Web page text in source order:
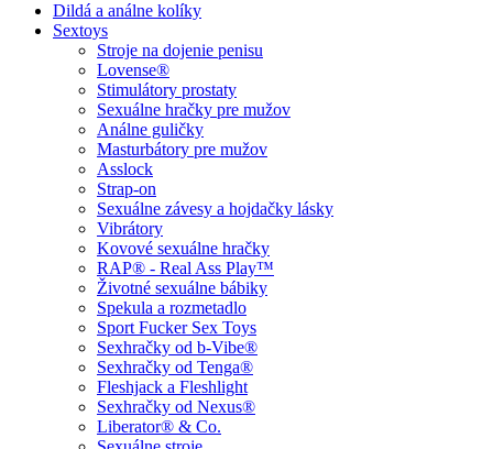
Dildá a análne kolíky
Sextoys
Stroje na dojenie penisu
Lovense®
Stimulátory prostaty
Sexuálne hračky pre mužov
Análne guličky
Masturbátory pre mužov
Asslock
Strap-on
Sexuálne závesy a hojdačky lásky
Vibrátory
Kovové sexuálne hračky
RAP® - Real Ass Play™
Životné sexuálne bábiky
Spekula a rozmetadlo
Sport Fucker Sex Toys
Sexhračky od b-Vibe®
Sexhračky od Tenga®
Fleshjack a Fleshlight
Sexhračky od Nexus®
Liberator® & Co.